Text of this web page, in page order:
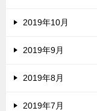
2019年10月
2019年9月
2019年8月
2019年7月